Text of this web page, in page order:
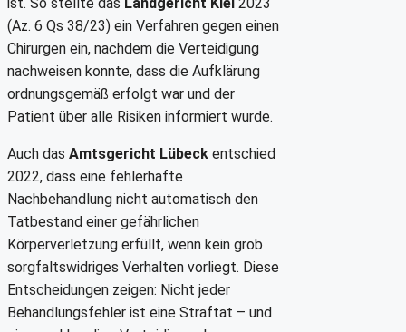
(Az. 6 Qs 38/23) ein Verfahren gegen einen
Chirurgen ein, nachdem die Verteidigung
nachweisen konnte, dass die Aufklärung
ordnungsgemäß erfolgt war und der
Patient über alle Risiken informiert wurde.
Auch das Amtsgericht Lübeck entschied
2022, dass eine fehlerhafte
Nachbehandlung nicht automatisch den
Tatbestand einer gefährlichen
Körperverletzung erfüllt, wenn kein grob
sorgfaltswidriges Verhalten vorliegt. Diese
Entscheidungen zeigen: Nicht jeder
Behandlungsfehler ist eine Straftat – und